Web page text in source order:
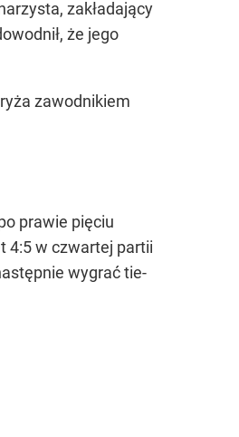
zakładający
że jego
zawodnikiem
prawie pięciu
4:5 w czwartej partii
wygrać tie-